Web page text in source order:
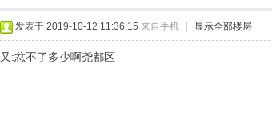
发表于 2019-10-12 11:36:15 来自手机 显示全部楼层
又:忿不了多少啊尧都区